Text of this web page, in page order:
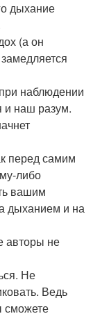
дыхание
(а он
наблюдении
и наш разум.
перед самим
либо
вашим
дыханием и на
авторы не
Не
Ведь
сможете